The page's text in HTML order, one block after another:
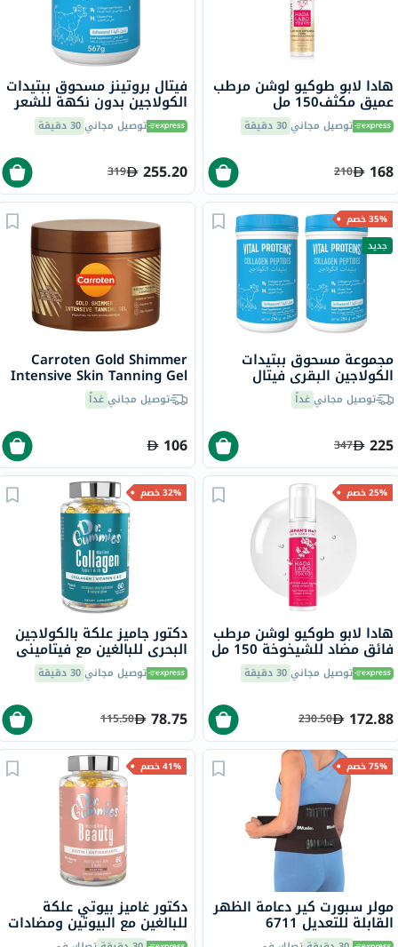
هادا لابو طوكيو لوشن مرطب
عميق مكثف150 مل
توصيل مجاني30 دقيقة
168
210
فيتال بروتينز مسحوق ببتيدات
الكولاجين بدون نكهة للشعر
والبشرة والأظافر 567 جرام
توصيل مجاني30 دقيقة
255.20
319
35% خصم
جديد
مجموعة مسحوق ببتيدات
الكولاجين البقري فيتال
بروتينز - 2 × 284 جرام
توصيل مجانيغداً
225
347
Carroten Gold Shimmer
Intensive Skin Tanning Gel
150mlتوصيل مجانيغداً
106
25% خصم
هادا لابو طوكيو لوشن مرطب
فائق مضاد للشيخوخة 150 مل
توصيل مجاني30 دقيقة
172.88
230.50
32% خصم
دكتور جاميز علكة بالكولاجين
البحري للبالغين مع فيتاميني
ج وهـ، حزمة من 60
توصيل مجاني30 دقيقة
78.75
115.50
75% خصم
مولر سبورت كير دعامة الظهر
القابلة للتعديل 6711
41% خصم
دكتور غاميز بيوتي علكة
للبالغين مع البيوتين ومضادات
الأكسدة، حزمة من 60